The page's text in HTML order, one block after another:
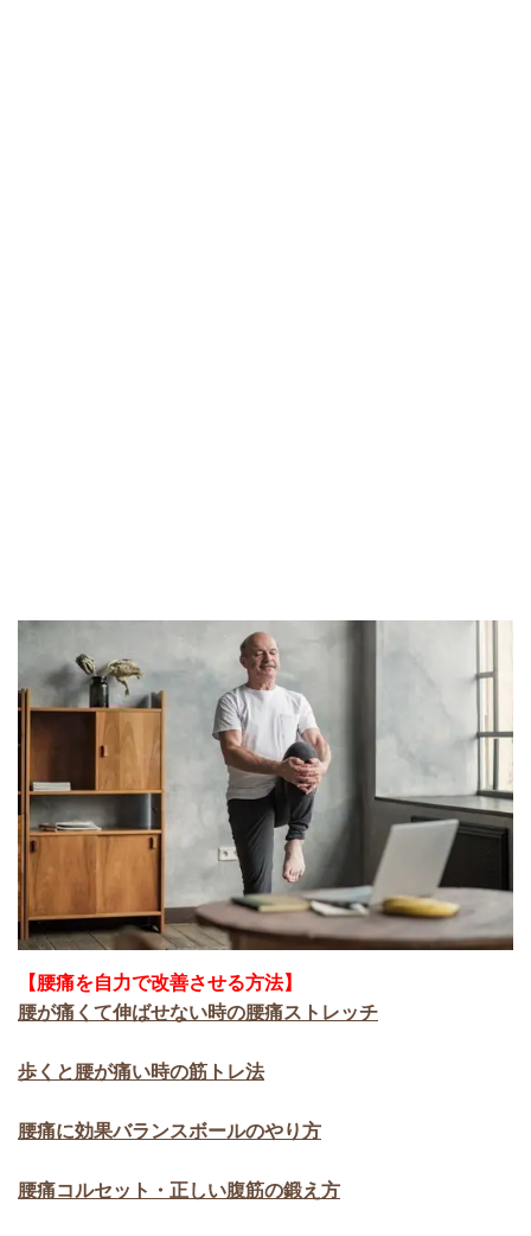
【腰痛を自力で改善させる方法】
腰が痛くて伸ばせない時の腰痛ストレッチ
歩くと腰が痛い時の筋トレ法
腰痛に効果バランスボールのやり方
腰痛コルセット・正しい腹筋の鍛え方